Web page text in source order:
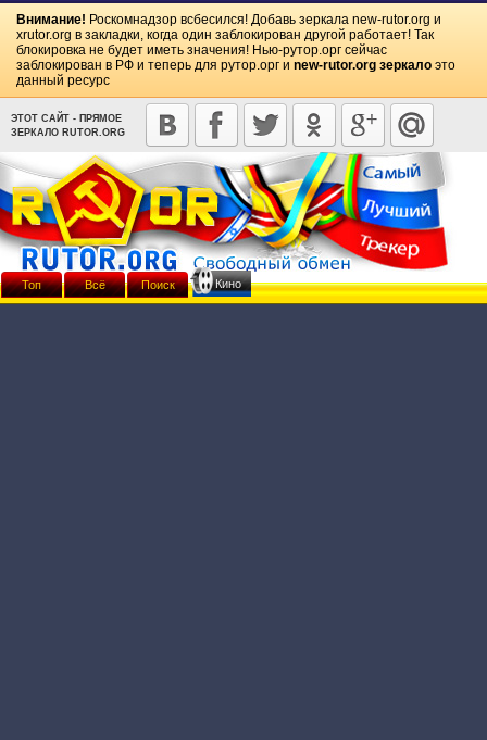
Внимание! Роскомнадзор всбесился! Добавь зеркала new-rutor.org и
xrutor.org в закладки, когда один заблокирован другой работает! Так
блокировка не будет иметь значения! Нью-рутор.орг сейчас
заблокирован в РФ и теперь для рутор.орг и new-rutor.org зеркало это
данный ресурс
ЭТОТ САЙТ - ПРЯМОЕ
ЗЕРКАЛО RUTOR.ORG